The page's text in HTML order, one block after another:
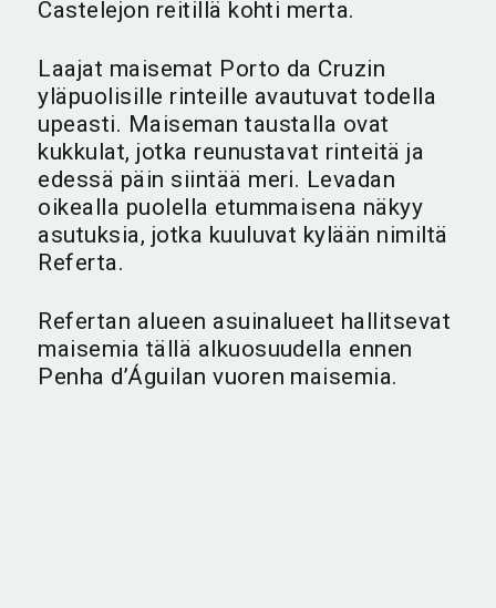
Castelejon reitillä kohti merta.
Laajat maisemat Porto da Cruzin
yläpuolisille rinteille avautuvat todella
upeasti. Maiseman taustalla ovat
kukkulat, jotka reunustavat rinteitä ja
edessä päin siintää meri. Levadan
oikealla puolella etummaisena näkyy
asutuksia, jotka kuuluvat kylään nimiltä
Referta.
Refertan alueen asuinalueet hallitsevat
maisemia tällä alkuosuudella ennen
Penha d’Águilan vuoren maisemia.